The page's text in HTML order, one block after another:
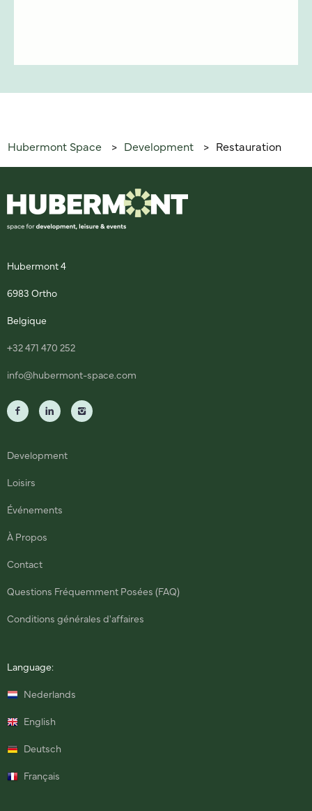
Hubermont Space > Development > Restauration
Hubermont 4
6983 Ortho
Belgique
+32 471 470 252
info@hubermont-space.com
Development
Loisirs
Événements
À Propos
Contact
Questions Fréquemment Posées (FAQ)
Conditions générales d'affaires
Language:
Nederlands
English
Deutsch
Français